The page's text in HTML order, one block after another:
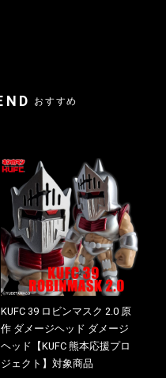
おすすめ
KUFC 39 ロビンマスク 2.0 原
作 ダメージヘッド ダメージ
ヘッド【KUFC 熊本応援プロ
ジェクト】対象商品